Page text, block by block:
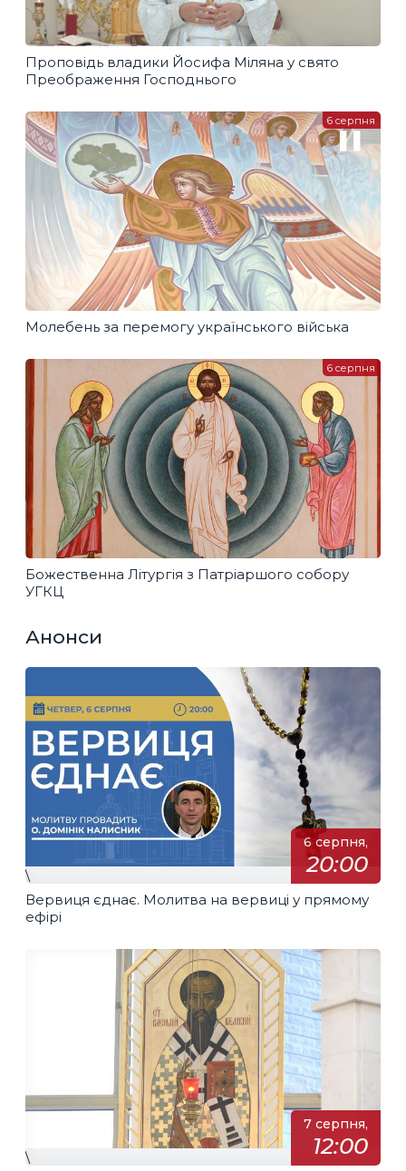
Проповідь владики Йосифа Міляна у свято
Преображення Господнього
Молебень за перемогу українського війська
6 серпня
Божественна Літургія з Патріаршого собору
УГКЦ
6 серпня
Анонси
6 серпня,
20:00
\
Вервиця єднає. Молитва на вервиці у прямому
ефірі
7 серпня,
12:00
\